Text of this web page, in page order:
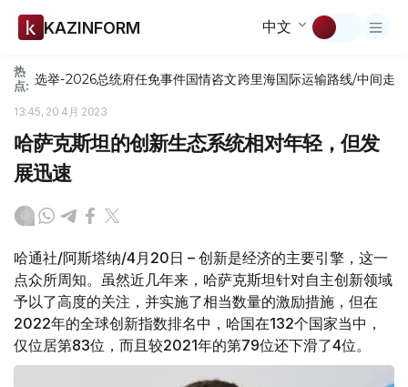
KAZINFORM 中文
热
点: 选举-2026总统府任免事件国情咨文跨里海国际运输路线/中间走廊
13:45, 20 4月 2023
哈萨克斯坦的创新生态系统相对年轻，但发
展迅速
哈通社/阿斯塔纳/4月20日 – 创新是经济的主要引擎，这一
点众所周知。虽然近几年来，哈萨克斯坦针对自主创新领域
予以了高度的关注，并实施了相当数量的激励措施，但在
2022年的全球创新指数排名中，哈国在132个国家当中，
仅位居第83位，而且较2021年的第79位还下滑了4位。